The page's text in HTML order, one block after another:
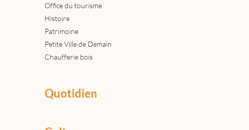
Office du tourisme
Histoire
Patrimoine
Petite Ville de Demain
Chaufferie bois
Quotidien